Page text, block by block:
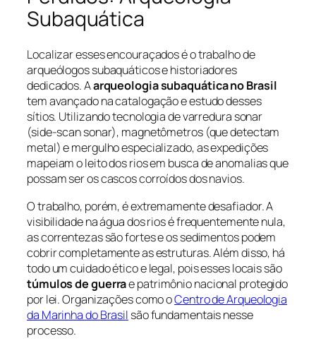
Subaquática
Localizar esses encouraçados é o trabalho de
arqueólogos subaquáticos e historiadores
dedicados. Aarqueologia subaquática no Brasil
tem avançado na catalogação e estudo desses
sítios. Utilizando tecnologia de varredura sonar
(side-scan sonar), magnetômetros (que detectam
metal) e mergulho especializado, as expedições
mapeiam o leito dos rios em busca de anomalias que
possam ser os cascos corroídos dos navios.
O trabalho, porém, é extremamente desafiador. A
visibilidade na água dos rios é frequentemente nula,
as correntezas são fortes e os sedimentos podem
cobrir completamente as estruturas. Além disso, há
todo um cuidado ético e legal, pois esses locais são
túmulos de guerrae patrimônio nacional protegido
por lei. Organizações como oCentro de Arqueologia
da Marinha do Brasil são fundamentais nesse
processo.